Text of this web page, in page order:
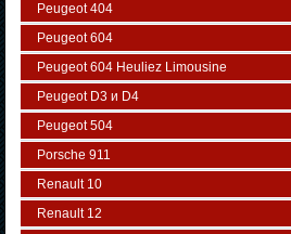
Peugeot 404
Peugeot 604
Peugeot 604 Heuliez Limousine
Peugeot D3 и D4
Peugeot 504
Porsche 911
Renault 10
Renault 12